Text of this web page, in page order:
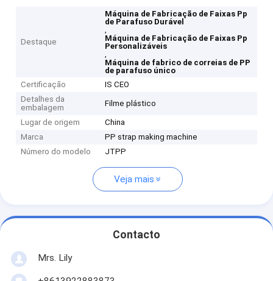
Destaque
Máquina de Fabricação de Faixas Pp
de Parafuso Durável
,
Máquina de Fabricação de Faixas Pp
Personalizáveis
,
Máquina de fabrico de correias de PP
de parafuso único
Certificação
IS CEO
Detalhes da
embalagem
Filme plástico
Lugar de origem
China
Marca
PP strap making machine
Número do modelo
JTPP
Veja mais
Contacto
Mrs. Lily